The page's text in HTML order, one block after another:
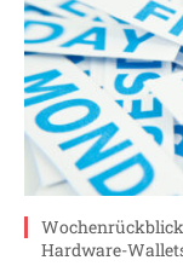
Hardware-